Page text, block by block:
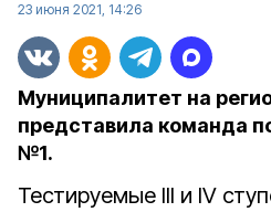
23 июня 2021, 14:26
Муниципалитет на
представила команда
№1.
Тестируемые III и IV